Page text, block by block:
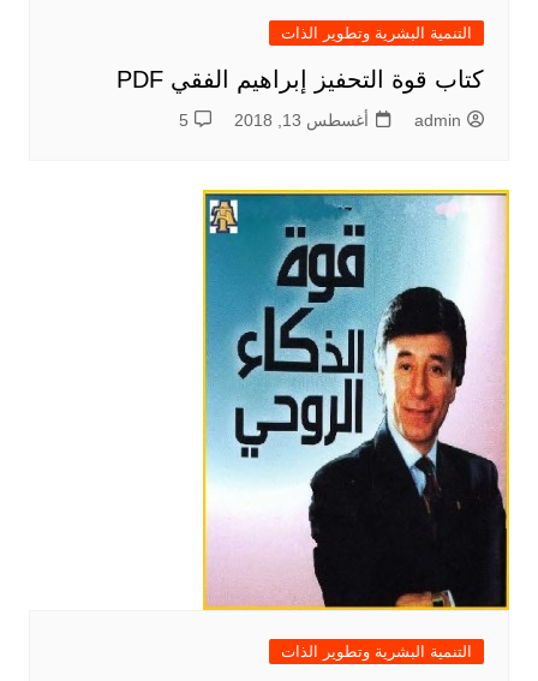
التنمية البشرية وتطوير الذات
كتاب قوة التحفيز إبراهيم الفقي PDF
admin أغسطس 13, 2018 5
التنمية البشرية وتطوير الذات